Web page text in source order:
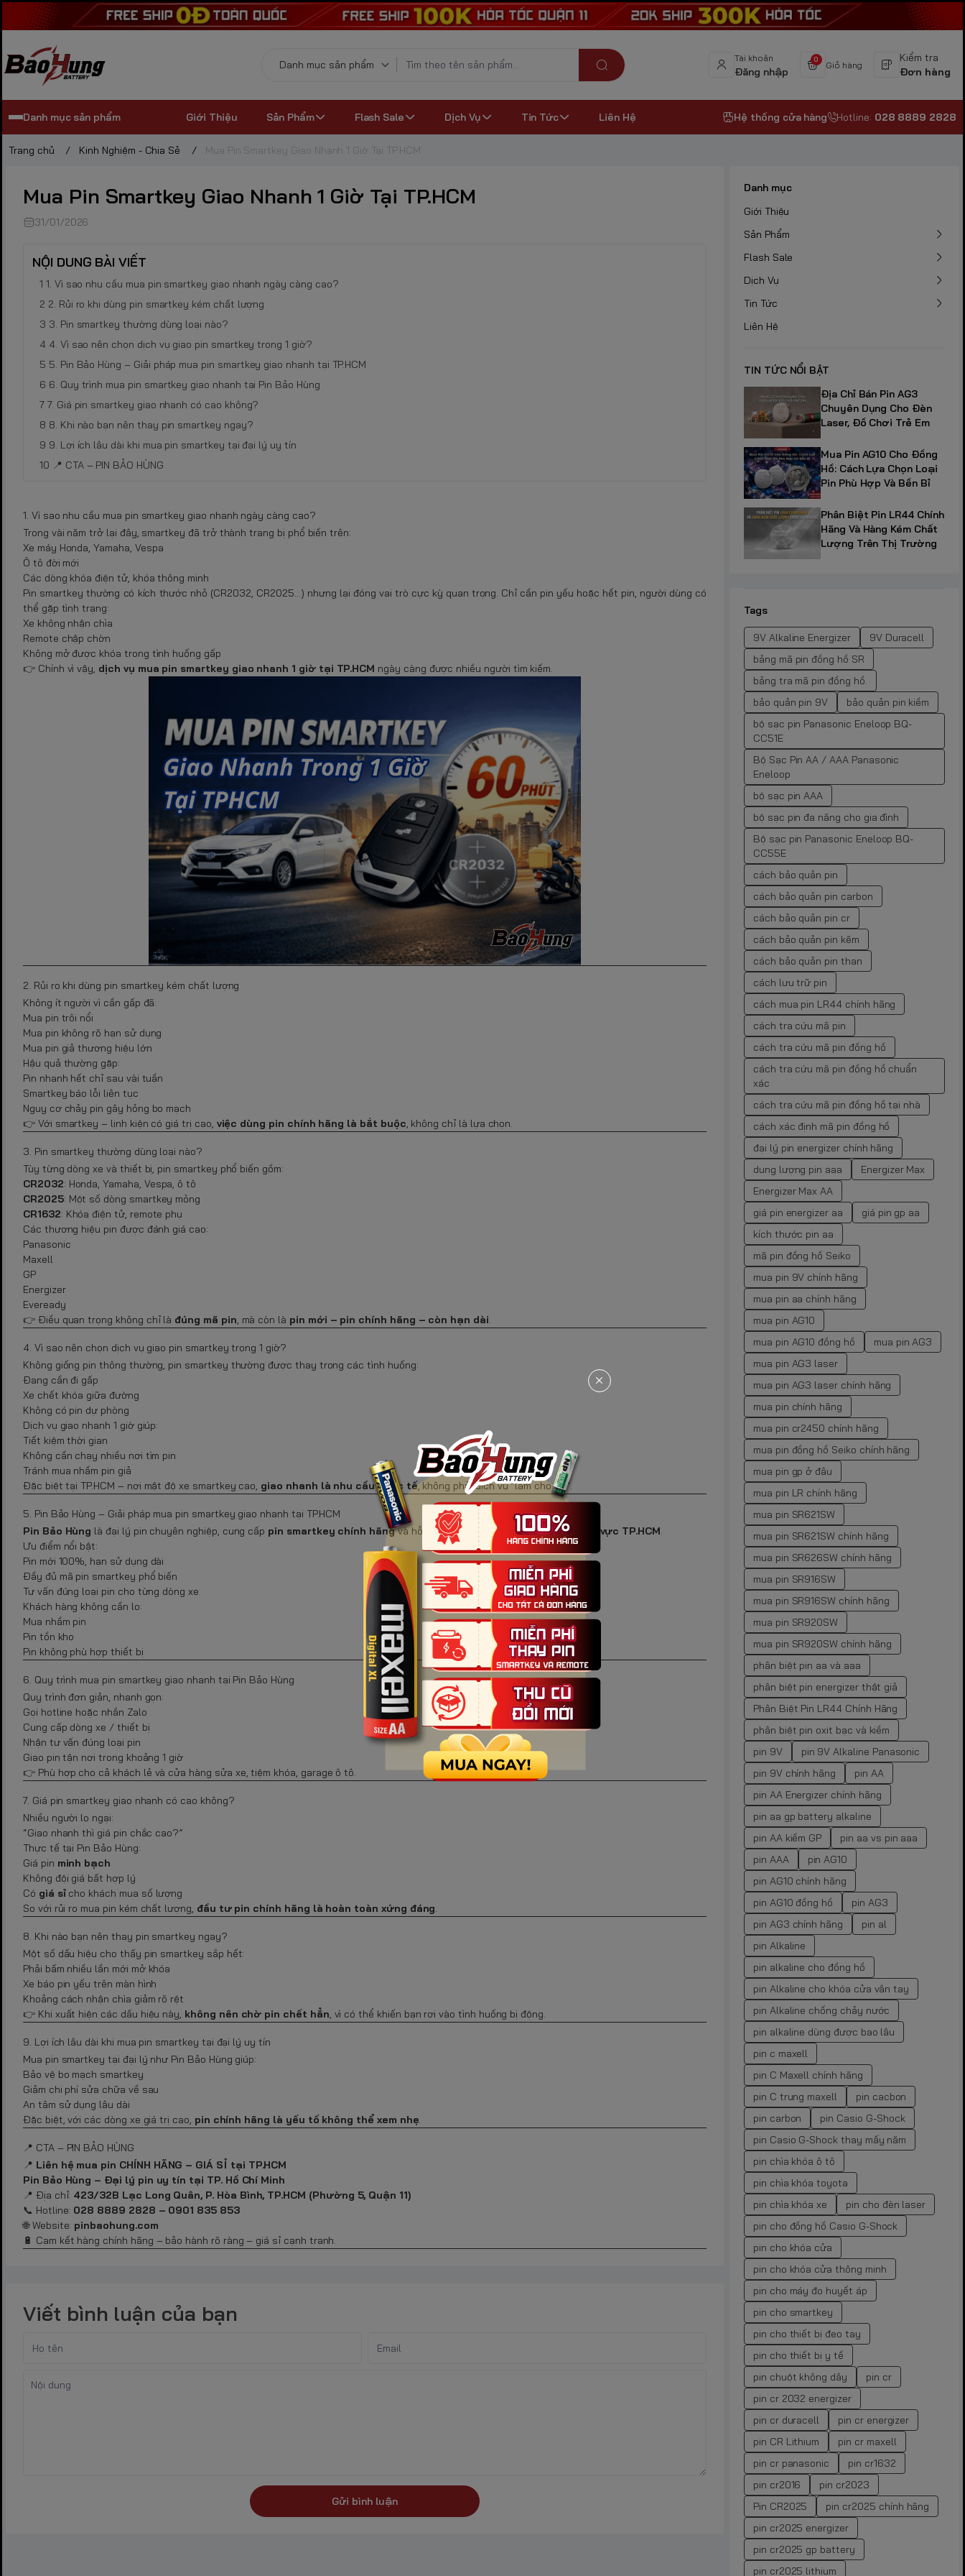
Tài khoản
Đăng nhập
0
Giỏ hàng
Kiểm tra
Đơn hàng
Danh mục sản phẩm Giới Thiệu Sản Phẩm Flash Sale Dịch Vụ Tin Tức Liên Hệ Hệ thống cửa hàng Hotline: 028 8889 2828
Trang chủ / Kinh Nghiệm - Chia Sẻ / Mua Pin Smartkey Giao Nhanh 1 Giờ Tại TP.HCM
Mua Pin Smartkey Giao Nhanh 1 Giờ Tại TP.HCM
31/01/2026
NỘI DUNG BÀI VIẾT
1. Vì sao nhu cầu mua pin smartkey giao nhanh ngày càng cao?
2. Rủi ro khi dùng pin smartkey kém chất lượng
3. Pin smartkey thường dùng loại nào?
4. Vì sao nên chọn dịch vụ giao pin smartkey trong 1 giờ?
5. Pin Bảo Hùng – Giải pháp mua pin smartkey giao nhanh tại TP.HCM
6. Quy trình mua pin smartkey giao nhanh tại Pin Bảo Hùng
7. Giá pin smartkey giao nhanh có cao không?
8. Khi nào bạn nên thay pin smartkey ngay?
9. Lợi ích lâu dài khi mua pin smartkey tại đại lý uy tín
📍 CTA – PIN BẢO HÙNG
1. Vì sao nhu cầu mua pin smartkey giao nhanh ngày càng cao?
Trong vài năm trở lại đây, smartkey đã trở thành trang bị phổ biến trên:
Xe máy Honda, Yamaha, Vespa
Ô tô đời mới
Các dòng khóa điện tử, khóa thông minh
Pin smartkey thường có kích thước nhỏ (CR2032, CR2025…) nhưng lại đóng vai trò cực kỳ quan trọng. Chỉ cần pin yếu hoặc hết pin, người dùng có
thể gặp tình trạng:
Xe không nhận chìa
Remote chập chờn
Không mở được khóa trong tình huống gấp
👉 Chính vì vậy, dịch vụ mua pin smartkey giao nhanh 1 giờ tại TP.HCM ngày càng được nhiều người tìm kiếm.
2. Rủi ro khi dùng pin smartkey kém chất lượng
Không ít người vì cần gấp đã:
Mua pin trôi nổi
Mua pin không rõ hạn sử dụng
Mua pin giả thương hiệu lớn
Hậu quả thường gặp:
Pin nhanh hết chỉ sau vài tuần
Smartkey báo lỗi liên tục
Nguy cơ chảy pin gây hỏng bo mạch
👉 Với smartkey – linh kiện có giá trị cao, việc dùng pin chính hãng là bắt buộc , không chỉ là lựa chọn.
3. Pin smartkey thường dùng loại nào?
Tùy từng dòng xe và thiết bị, pin smartkey phổ biến gồm:
CR2032: Honda, Yamaha, Vespa, ô tô
CR2025: Một số dòng smartkey mỏng
CR1632: Khóa điện tử, remote phụ
Các thương hiệu pin được đánh giá cao:
Panasonic
Maxell
GP
Energizer
Eveready
👉 Điều quan trọng không chỉ là đúng mã pin , mà còn là pin mới – pin chính hãng – còn hạn dài
4. Vì sao nên chọn dịch vụ giao pin smartkey trong 1 giờ?
Không giống pin thông thường, pin smartkey thường được thay trong các tình huống:
Đang cần đi gấp
Xe chết khóa giữa đường
Không có pin dự phòng
Dịch vụ giao nhanh 1 giờ giúp:
Tiết kiệm thời gian
Không cần chạy nhiều nơi tìm pin
Tránh mua nhầm pin giả
Đặc biệt tại TP.HCM – nơi mật độ xe smartkey cao, giao nhanh là nhu cầu thực tế, không phải dịch vụ “làm cho có”.
5. Pin Bảo Hùng – Giải pháp mua pin smartkey giao nhanh tại TP.HCM
Pin Bảo Hùng là đại lý pin chuyên nghiệp, cung cấp pin smartkey chính hãngvà hỗ trợgiao nhanh trong 1 giờ tại khu vực TP.HCM
Ưu điểm nổi bật:
Pin mới 100%, hạn sử dụng dài
Đầy đủ mã pin smartkey phổ biến
Tư vấn đúng loại pin cho từng dòng xe
Khách hàng không cần lo:
Mua nhầm pin
Pin tồn kho
Pin không phù hợp thiết bị
6. Quy trình mua pin smartkey giao nhanh tại Pin Bảo Hùng
Quy trình đơn giản, nhanh gọn:
Gọi hotline hoặc nhắn Zalo
Cung cấp dòng xe / thiết bị
Nhận tư vấn đúng loại pin
Giao pin tận nơi trong khoảng 1 giờ
👉 Phù hợp cho cả khách lẻ và cửa hàng sửa xe, tiệm khóa, garage ô tô.
7. Giá pin smartkey giao nhanh có cao không?
Nhiều người lo ngại:
“Giao nhanh thì giá pin chắc cao?”
Thực tế tại Pin Bảo Hùng:
Giá pin minh bạch
Không đội giá bất hợp lý
Có giá sỉcho khách mua số lượng
So với rủi ro mua pin kém chất lượng, đầu tư pin chính hãng là hoàn toàn xứng đáng
8. Khi nào bạn nên thay pin smartkey ngay?
Một số dấu hiệu cho thấy pin smartkey sắp hết:
Phải bấm nhiều lần mới mở khóa
Xe báo pin yếu trên màn hình
Khoảng cách nhận chìa giảm rõ rệt
👉 Khi xuất hiện các dấu hiệu này, không nên chờ pin chết hẳn , vì có thể khiến bạn rơi vào tình huống bị động.
9. Lợi ích lâu dài khi mua pin smartkey tại đại lý uy tín
Mua pin smartkey tại đại lý như Pin Bảo Hùng giúp:
Bảo vệ bo mạch smartkey
Giảm chi phí sửa chữa về sau
An tâm sử dụng lâu dài
Đặc biệt, với các dòng xe giá trị cao, pin chính hãng là yếu tố không thể xem nhẹ
📍 CTA – PIN BẢO HÙNG
📍 Liên hệ mua pin CHÍNH HÃNG – GIÁ SỈ tại TP.HCM
Pin Bảo Hùng – Đại lý pin uy tín tại TP. Hồ Chí Minh
📍 Địa chỉ: 423/32B Lạc Long Quân, P. Hòa Bình, TP.HCM (Phường 5, Quận 11)
📞 Hotline: 028 8889 2828 – 0901 835 853
🌐 Website: pinbaohung.com
🔋 Cam kết hàng chính hãng – bảo hành rõ ràng – giá sỉ cạnh tranh.
Viết bình luận của bạn
Gửi bình luận
Danh mục
Giới Thiệu
Sản Phẩm
Flash Sale
Dịch Vụ
Tin Tức
Liên Hệ
TIN TỨC NỔI BẬT
Địa Chỉ Bán Pin AG3
Chuyên Dụng Cho Đèn
Laser, Đồ Chơi Trẻ Em
Mua Pin AG10 Cho Đồng
Hồ: Cách Lựa Chọn Loại
Pin Phù Hợp Và Bền Bỉ
Phân Biệt Pin LR44 Chính
Hãng Và Hàng Kém Chất
Lượng Trên Thị Trường
Tags
9V Alkaline Energizer
9V Duracell
bảng mã pin đồng hồ SR
bảng tra mã pin đồng hồ.
bảo quản pin 9V
bảo quản pin kiềm
bộ sạc pin Panasonic Eneloop BQ-
CC51E
Bộ Sạc Pin AA / AAA Panasonic
Eneloop
bộ sạc pin AAA
bộ sạc pin đa năng cho gia đình
Bộ sạc pin Panasonic Eneloop BQ-
CC55E
cách bảo quản pin
cách bảo quản pin carbon
cách bảo quản pin cr
cách bảo quản pin kẽm
cách bảo quản pin than
cách lưu trữ pin
cách mua pin LR44 chính hãng
cách tra cứu mã pin
cách tra cứu mã pin đồng hồ
cách tra cứu mã pin đồng hồ chuẩn
xác
cách tra cứu mã pin đồng hồ tại nhà
cách xác định mã pin đồng hồ
đại lý pin energizer chính hãng
dung lượng pin aaa
Energizer Max
Energizer Max AA
giá pin energizer aa
giá pin gp aa
kích thước pin aa
mã pin đồng hồ Seiko
mua pin 9V chính hãng
mua pin aa chính hãng
mua pin AG10
mua pin AG10 đồng hồ
mua pin AG3
mua pin AG3 laser
mua pin AG3 laser chính hãng
mua pin chính hãng
mua pin cr2450 chính hãng
mua pin đồng hồ Seiko chính hãng
mua pin gp ở đâu
mua pin LR chính hãng
mua pin SR621SW
mua pin SR621SW chính hãng
mua pin SR626SW chính hãng
mua pin SR916SW
mua pin SR916SW chính hãng
mua pin SR920SW
mua pin SR920SW chính hãng
phân biệt pin aa và aaa
phân biệt pin energizer thật giả
Phân Biệt Pin LR44 Chính Hãng
phân biệt pin oxit bạc và kiềm
pin 9V
pin 9V Alkaline Panasonic
pin 9V chính hãng
pin AA
pin AA Energizer chính hãng
pin aa gp battery alkaline
pin AA kiềm GP
pin aa vs pin aaa
pin AAA
pin AG10
pin AG10 chính hãng
pin AG10 đồng hồ
pin AG3
pin AG3 chính hãng
pin al
pin Alkaline
pin alkaline cho đồng hồ
pin Alkaline cho khóa cửa vân tay
pin Alkaline chống chảy nước
pin alkaline dùng được bao lâu
pin c maxell
pin C Maxell chính hãng
pin C trung maxell
pin cacbon
pin carbon
pin Casio G-Shock
pin Casio G-Shock thay mấy năm
pin chìa khóa ô tô
pin chìa khóa toyota
pin chìa khóa xe
pin cho đèn laser
pin cho đồng hồ Casio G-Shock
pin cho khóa cửa
pin cho khóa cửa thông minh
pin cho máy đo huyết áp
pin cho smartkey
pin cho thiết bị đeo tay
pin cho thiết bị y tế
pin chuột không dây
pin cr
pin cr 2032 energizer
pin cr duracell
pin cr energizer
pin CR Lithium
pin cr maxell
pin cr panasonic
pin cr1632
pin cr2016
pin cr2023
Pin CR2025
pin cr2025 chính hãng
pin cr2025 energizer
pin cr2025 gp battery
pin cr2025 lithium